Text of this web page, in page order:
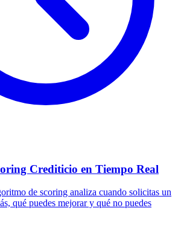
Crediticio en Tiempo Real
de scoring analiza cuando solicitas un
qué puedes mejorar y qué no puedes